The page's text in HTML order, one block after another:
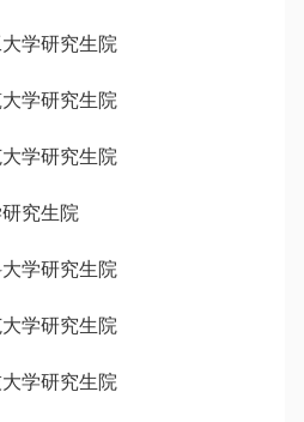
学研究生院
学研究生院
学研究生院
究生院
学研究生院
学研究生院
学研究生院